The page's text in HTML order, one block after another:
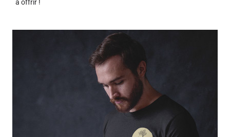
à offrir !